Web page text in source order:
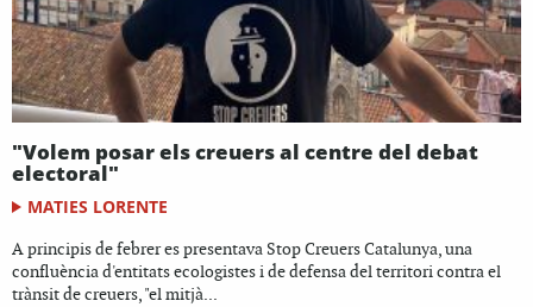
"Volem posar els creuers al centre del debat
electoral"
MATIES LORENTE
A principis de febrer es presentava Stop Creuers Catalunya, una
confluència d'entitats ecologistes i de defensa del territori contra el
trànsit de creuers, "el mitjà...